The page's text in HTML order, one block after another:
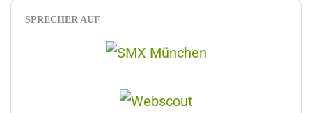
SPRECHER AUF